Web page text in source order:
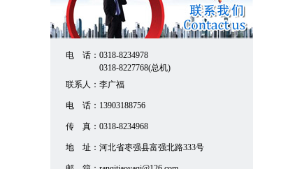
电 话： 0318-8234978
0318-8227768(总机)
联系人： 李广福
电 话： 13903188756
传 真： 0318-8234968
地 址： 河北省枣强县富强北路333号